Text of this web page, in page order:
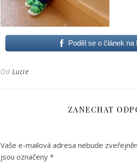
Poděl se o článek na
Od Lucie
ZANECHAT
Vaše e-mailová adresa nebude
jsou označeny *